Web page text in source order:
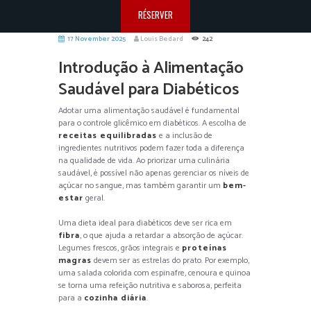
RÉSERVER
17 November 2025 Louis Bedard 242
Introdução à Alimentação
Saudável para Diabéticos
Adotar uma alimentação saudável é fundamental
para o controle glicêmico em diabéticos. A escolha de
receitas equilibradas e a inclusão de
ingredientes nutritivos podem fazer toda a diferença
na qualidade de vida. Ao priorizar uma culinária
saudável, é possível não apenas gerenciar os níveis de
açúcar no sangue, mas também garantir um bem-
estar geral.
Uma dieta ideal para diabéticos deve ser rica em
fibra, o que ajuda a retardar a absorção de açúcar.
Legumes frescos, grãos integrais e proteínas
magras devem ser as estrelas do prato. Por exemplo,
uma salada colorida com espinafre, cenoura e quinoa
se torna uma refeição nutritiva e saborosa, perfeita
para a cozinha diária.